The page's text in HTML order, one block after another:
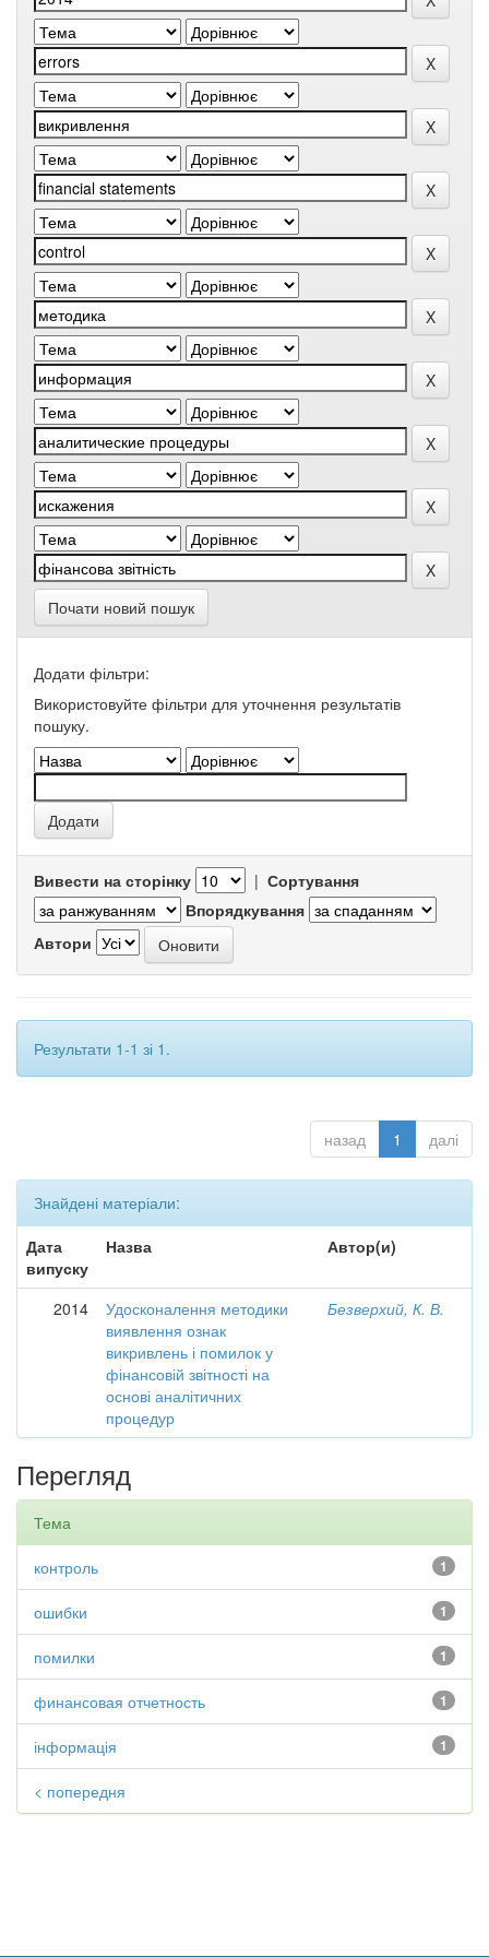
Почати новий пошук
Додати фільтри:
Використовуйте фільтри для уточнення результатів
пошуку.
Вивести на сторінку | Сортування
Впорядкування
Автори
Результати 1-1 зі 1.
назад 1 далі
Знайдені матеріали:
Дата
випуску
Назва Автор(и)
2014
Удосконалення методики
виявлення ознак
викривлень і помилок у
фінансовій звітності на
основі аналітичних
процедур
Безверхий, К. В.
Перегляд
Тема
1
контроль
1
ошибки
1
помилки
1
финансовая отчетность
1
інформація
< попередня